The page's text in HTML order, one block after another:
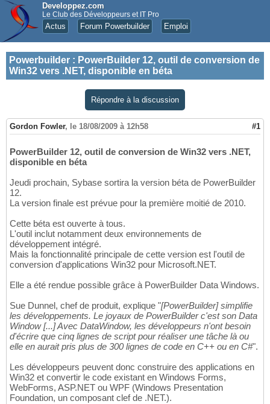
Developpez.com
Le Club des Développeurs et IT Pro
Actus Forum Powerbuilder Emploi
Powerbuilder : PowerBuilder 12, outil de conversion de
Win32 vers .NET, disponible en béta
Répondre à la discussion
Gordon Fowler, le 18/08/2009 à 12h58 #1
PowerBuilder 12, outil de conversion de Win32 vers .NET,
disponible en béta
Jeudi prochain, Sybase sortira la version béta de PowerBuilder
12.
La version finale est prévue pour la première moitié de 2010.
Cette béta est ouverte à tous.
L'outil inclut notamment deux environnements de
développement intégré.
Mais la fonctionnalité principale de cette version est l'outil de
conversion d'applications Win32 pour Microsoft.NET.
Elle a été rendue possible grâce à PowerBuilder Data Windows.
Sue Dunnel, chef de produit, explique "[PowerBuilder] simplifie
les développements. Le joyaux de PowerBuilder c'est son Data
Window [...] Avec DataWindow, les développeurs n'ont besoin
d'écrire que cinq lignes de script pour réaliser une tâche là ou
elle en aurait pris plus de 300 lignes de code en C++ ou en C#".
Les développeurs peuvent donc construire des applications en
Win32 et convertir le code existant en Windows Forms,
WebForms, ASP.NET ou WPF (Windows Presentation
Foundation, un composant clef de .NET.).